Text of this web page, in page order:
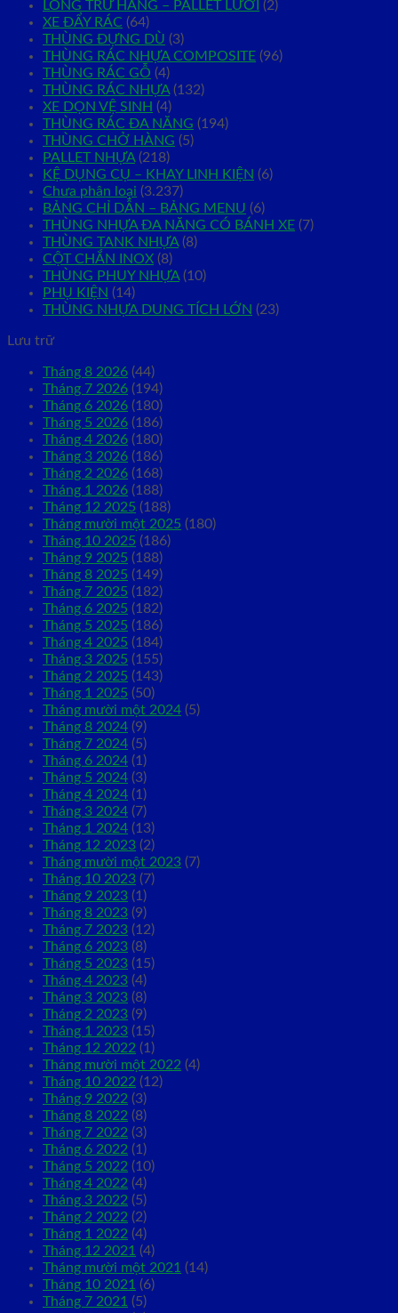
LỒNG TRỮ HÀNG – PALLET LƯỚI
(2)
XE ĐẨY RÁC (64)
THÙNG ĐỰNG DÙ (3)
THÙNG RÁC NHỰA COMPOSITE (96)
THÙNG RÁC GỖ (4)
THÙNG RÁC NHỰA(132)
XE DỌN VỆ SINH (4)
THÙNG RÁC ĐA NĂNG (194)
THÙNG CHỞ HÀNG (5)
PALLET NHỰA(218)
KỆ DỤNG CỤ – KHAY LINH KIỆN (6)
Chưa phân loại (3.237)
BẢNG CHỈ DẪN – BẢNG MENU (6)
THÙNG NHỰA ĐA NĂNG CÓ BÁNH XE (7)
THÙNG TANK NHỰA(8)
CỘT CHẮN INOX (8)
THÙNG PHUY NHỰA(10)
PHỤ KIỆN (14)
THÙNG NHỰA DUNG TÍCH LỚN (23)
Lưu trữ
Tháng 8 2026 (44)
Tháng 7 2026 (194)
Tháng 6 2026 (180)
Tháng 5 2026 (186)
Tháng 4 2026 (180)
Tháng 3 2026 (186)
Tháng 2 2026 (168)
Tháng 1 2026 (188)
Tháng 12 2025 (188)
Tháng mười một 2025 (180)
Tháng 10 2025 (186)
Tháng 9 2025 (188)
Tháng 8 2025 (149)
Tháng 7 2025 (182)
Tháng 6 2025 (182)
Tháng 5 2025 (186)
Tháng 4 2025 (184)
Tháng 3 2025 (155)
Tháng 2 2025 (143)
Tháng 1 2025 (50)
Tháng mười một 2024 (5)
Tháng 8 2024 (9)
Tháng 7 2024 (5)
Tháng 6 2024 (1)
Tháng 5 2024 (3)
Tháng 4 2024 (1)
Tháng 3 2024 (7)
Tháng 1 2024 (13)
Tháng 12 2023 (2)
Tháng mười một 2023 (7)
Tháng 10 2023 (7)
Tháng 9 2023 (1)
Tháng 8 2023 (9)
Tháng 7 2023 (12)
Tháng 6 2023 (8)
Tháng 5 2023 (15)
Tháng 4 2023 (4)
Tháng 3 2023 (8)
Tháng 2 2023 (9)
Tháng 1 2023 (15)
Tháng 12 2022 (1)
Tháng mười một 2022 (4)
Tháng 10 2022 (12)
Tháng 9 2022 (3)
Tháng 8 2022 (8)
Tháng 7 2022 (3)
Tháng 6 2022 (1)
Tháng 5 2022 (10)
Tháng 4 2022 (4)
Tháng 3 2022 (5)
Tháng 2 2022 (2)
Tháng 1 2022 (4)
Tháng 12 2021 (4)
Tháng mười một 2021 (14)
Tháng 10 2021 (6)
Tháng 7 2021 (5)